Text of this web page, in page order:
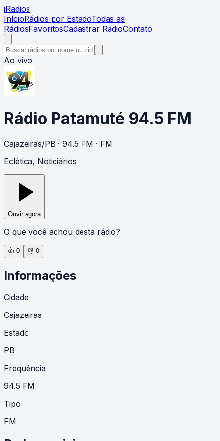
iRadios
InícioRádios por EstadoTodas as
RádiosFavoritosCadastrar RádioContato
Ao vivo
Rádio Patamuté 94.5 FM
Cajazeiras/PB · 94.5 FM · FM
Eclética, Noticiários
Ouvir agora
O que você achou desta rádio?
👍 0 👎 0
Informações
Cidade
Cajazeiras
Estado
PB
Frequência
94.5 FM
Tipo
FM